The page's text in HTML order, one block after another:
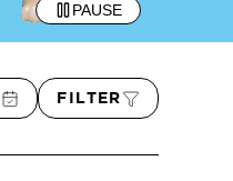
PAUSE
FILTER